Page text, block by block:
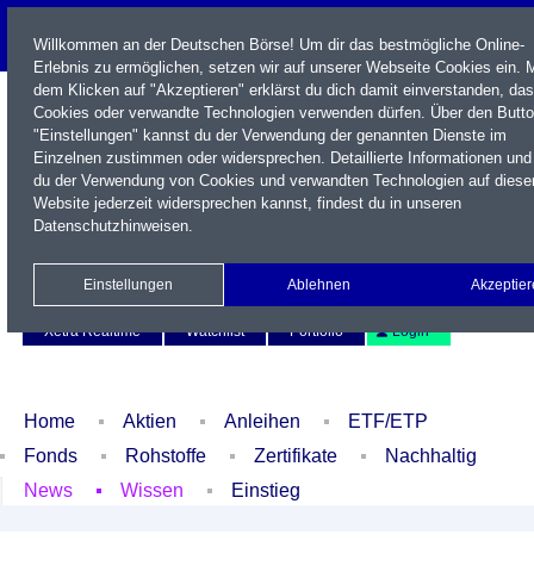
Name / WKN / ISIN / Kürzel
Xetra Realtime
Watchlist Portfolio Login
Home Aktien Anleihen
ETF/ETP
Fonds
Rohstoffe Zertifikate
Nachhaltig
News
Wissen Einstieg
Willkommen an der Deutschen Börse! Um dir das bestmögliche Online-
Erlebnis zu ermöglichen, setzen wir auf unserer Webseite Cookies ein.
dem Klicken auf "Akzeptieren" erklärst du dich damit einverstanden,
Cookies oder verwandte Technologien verwenden dürfen. Über den
"Einstellungen" kannst du der Verwendung der genannten Dienste im
Einzelnen zustimmen oder widersprechen. Detaillierte Informationen
du der Verwendung von Cookies und verwandten Technologien auf
Website jederzeit widersprechen kannst, findest du in unseren
Datenschutzhinweisen.
Einstellungen Ablehnen